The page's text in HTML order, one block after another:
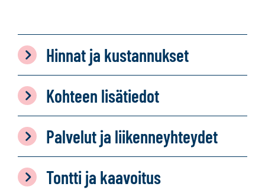
Hinnat ja kustannukset
Kohteen lisätiedot
Palvelut ja liikenneyhteydet
Tontti ja kaavoitus